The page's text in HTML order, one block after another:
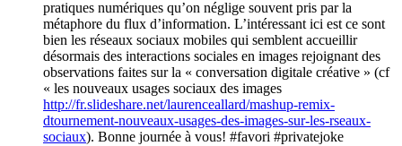
pratiques numériques qu’on néglige souvent pris par la
métaphore du flux d’information. L’intéressant ici est ce sont
bien les réseaux sociaux mobiles qui semblent accueillir
désormais des interactions sociales en images rejoignant des
observations faites sur la « conversation digitale créative » (cf
« les nouveaux usages sociaux des images
http://fr.slideshare.net/laurenceallard/mashup-remix-
dtournement-nouveaux-usages-des-images-sur-les-rseaux-
sociaux). Bonne journée à vous! #favori #privatejoke